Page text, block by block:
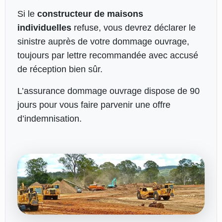
Si le constructeur de maisons
individuellesrefuse, vous devrez déclarer le
sinistre auprès de votre dommage ouvrage,
toujours par lettre recommandée avec accusé
de réception bien sûr.
L’assurance dommage ouvrage dispose de 90
jours pour vous faire parvenir une offre
d’indemnisation.